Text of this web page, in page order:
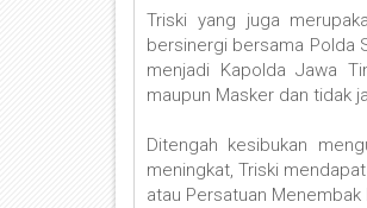
Triski yang juga
bersinergi bersama Polda
menjadi Kapolda Jawa
maupun Masker dan tidak
Ditengah kesibukan
meningkat, Triski
atau Persatuan